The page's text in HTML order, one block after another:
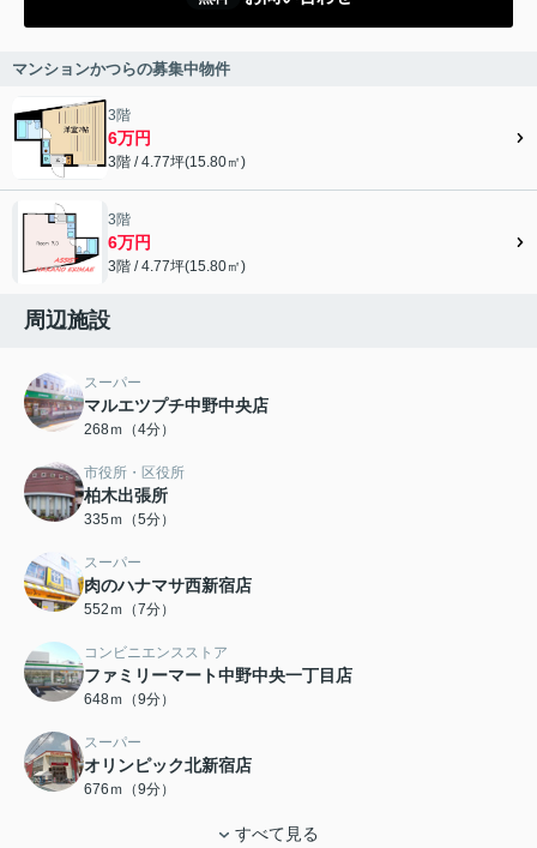
マンションかつらの募集中物件
3階
6万円
3階 / 4.77坪(15.80㎡)
3階
6万円
3階 / 4.77坪(15.80㎡)
周辺施設
スーパー
マルエツプチ中野中央店
268ｍ（4分）
市役所・区役所
柏木出張所
335ｍ（5分）
スーパー
肉のハナマサ西新宿店
552ｍ（7分）
コンビニエンスストア
ファミリーマート中野中央一丁目店
648ｍ（9分）
スーパー
オリンピック北新宿店
676ｍ（9分）
すべて見る